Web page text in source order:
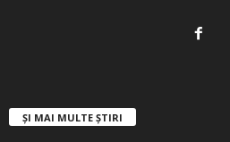
ȘI MAI MULTE ȘTIRI